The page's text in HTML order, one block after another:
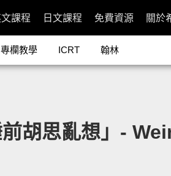
課程 日文課程 免費資源 關於
專欄教學 ICRT 翰林
前胡思亂想」-